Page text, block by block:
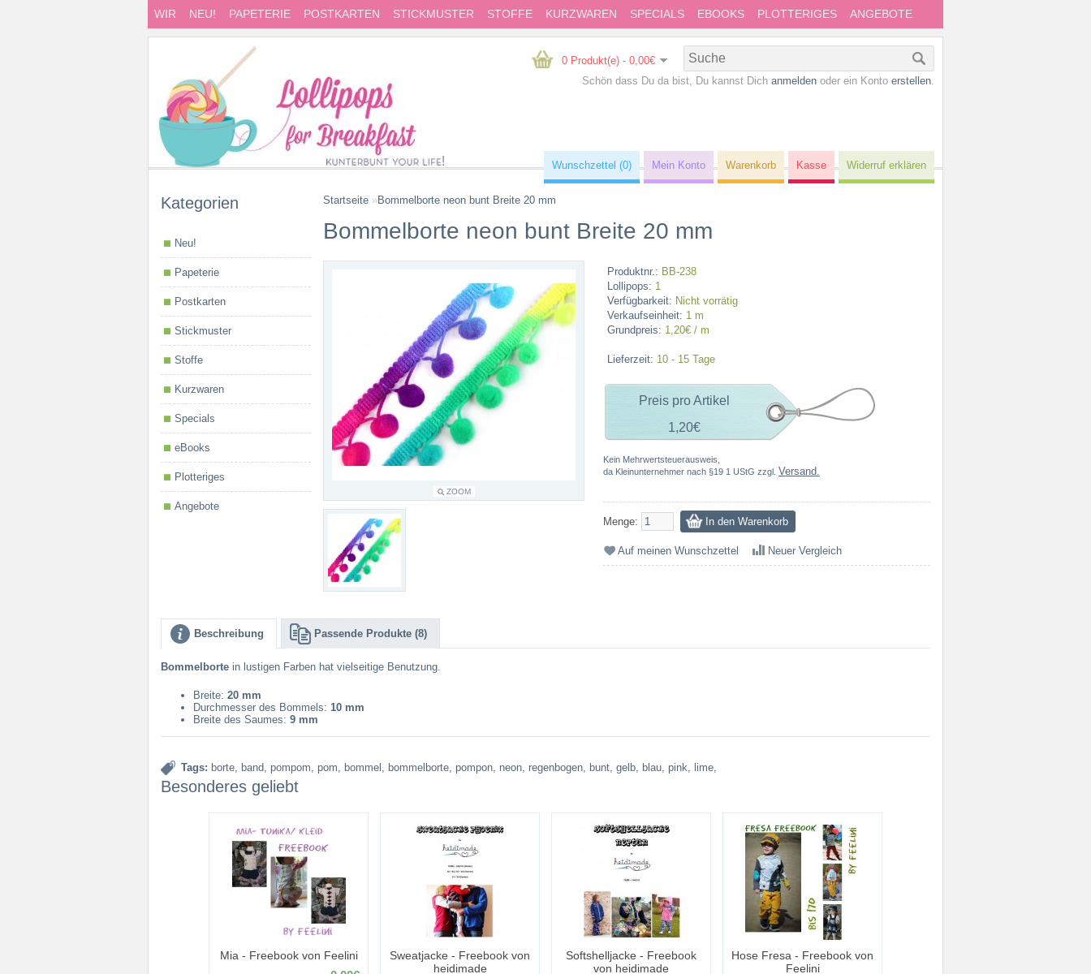
WIR NEU! PAPETERIE POSTKARTEN STICKMUSTER STOFFE KURZWAREN SPECIALS EBOOKS PLOTTERIGES ANGEBOTE
0 Produkt(e) - 0,00€
Schön dass Du da bist, Du kannst Dich anmelden oder ein Konto erstellen.
Wunschzettel (0) Mein Konto Warenkorb Kasse Widerruf erklären
Kategorien
Neu!
Papeterie
Postkarten
Stickmuster
Stoffe
Kurzwaren
Specials
eBooks
Plotteriges
Angebote
Startseite »Bommelborte neon bunt Breite 20 mm
Bommelborte neon bunt Breite 20 mm
ZOOM
Produktnr.: BB-238
Lollipops: 1
Verfügbarkeit: Nicht vorrätig
Verkaufseinheit: 1 m
Grundpreis: 1,20€ / m
Lieferzeit: 10 - 15 Tage
Preis pro Artikel
1,20€
Kein Mehrwertsteuerausweis,
da Kleinunternehmer nach §19 1 UStG zzgl. Versand.
Menge:
Auf meinen Wunschzettel Neuer Vergleich
Beschreibung Passende Produkte (8)
Bommelborte in lustigen Farben hat vielseitige Benutzung.
Breite: 20 mm
Durchmesser des Bommels: 10 mm
Breite des Saumes: 9 mm
Tags: borte, band, pompom, pom, bommel , bommelborte, pompon, neon, regenbogen, bunt, gelb, blau, pink, lime,
Besonderes geliebt
Mia - Freebook von Feelini
Sweatjacke - Freebook von
heidimade
Softshelljacke - Freebook
von heidimade
Hose Fresa - Freebook von
Feelini